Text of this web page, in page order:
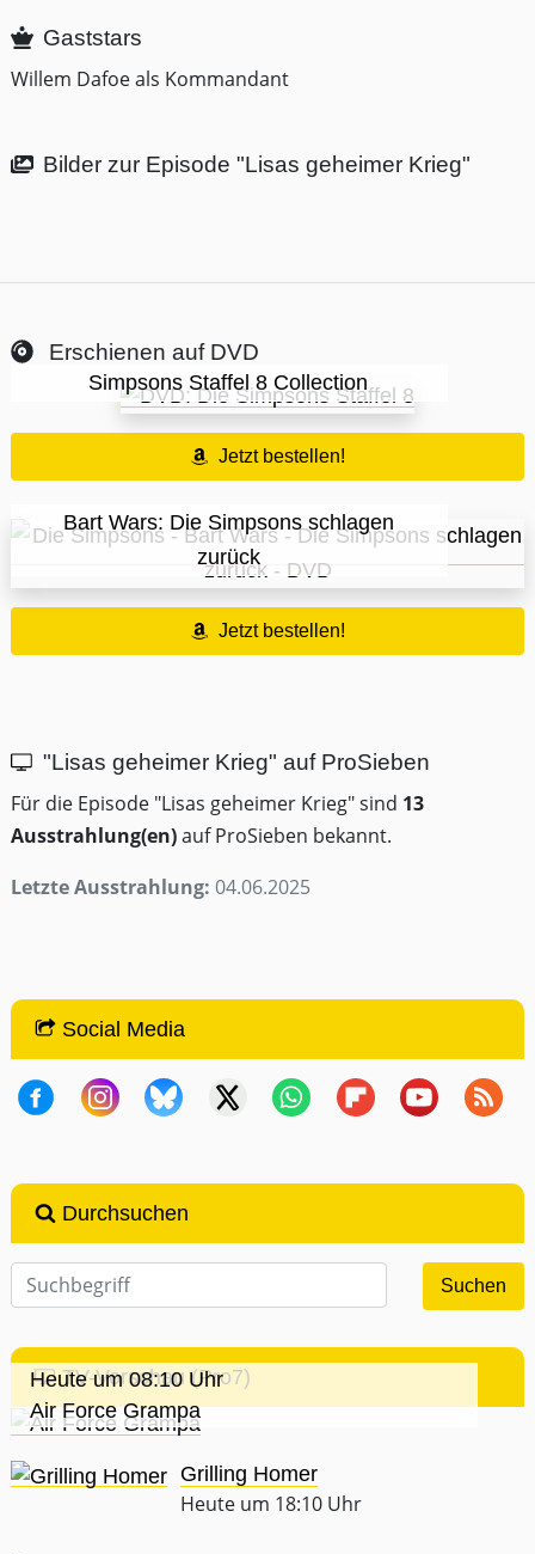
Gaststars
Willem Dafoe als Kommandant
Bilder zur Episode "Lisas geheimer Krieg"
Erschienen auf DVD
Simpsons Staffel 8 Collection
Jetzt bestellen!
Bart Wars: Die Simpsons schlagen
zurück
Jetzt bestellen!
"Lisas geheimer Krieg" auf ProSieben
Für die Episode "Lisas geheimer Krieg" sind 13
Ausstrahlung(en)auf ProSieben bekannt.
Letzte Ausstrahlung: 04.06.2025
Social Media
Durchsuchen
TV-Vorschau (Pro7)
Heute um 08:10 Uhr
Air Force Grampa
Grilling Homer
Heute um 18:10 Uhr